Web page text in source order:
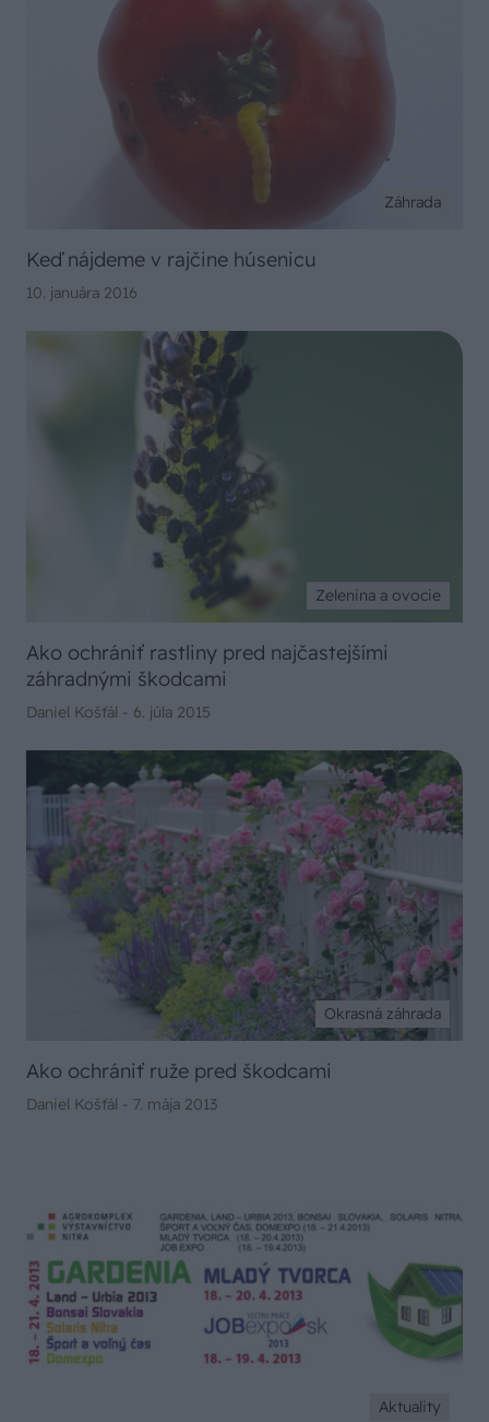
Záhrada
Keď nájdeme v rajčine húsenicu
10. januára 2016
Zelenina a ovocie
Ako ochrániť rastliny pred najčastejšími
záhradnými škodcami
Daniel Košťál - 6. júla 2015
Okrasná záhrada
Ako ochrániť ruže pred škodcami
Daniel Košťál - 7. mája 2013
Aktuality